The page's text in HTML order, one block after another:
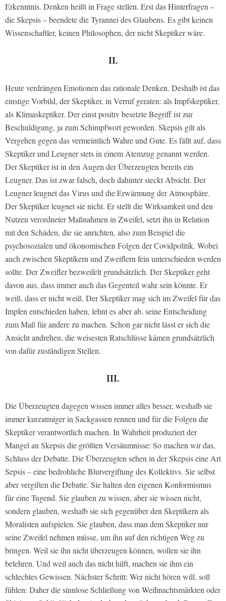
Erkenntnis. Denken heißt in Frage stellen. Erst das Hinterfragen –
die Skepsis – beendete die Tyrannei des Glaubens. Es gibt keinen
Wissenschaftler, keinen Philosophen, der nicht Skeptiker wäre.
II.
Heute verdrängen Emotionen das rationale Denken. Deshalb ist das
einstige Vorbild, der Skeptiker, in Verruf geraten: als Impfskeptiker,
als Klimaskeptiker. Der einst positiv besetzte Begriff ist zur
Beschuldigung, ja zum Schimpfwort geworden. Skepsis gilt als
Vergehen gegen das vermeintlich Wahre und Gute. Es fällt auf, dass
Skeptiker und Leugner stets in einem Atemzug genannt werden.
Der Skeptiker ist in den Augen der Überzeugten bereits ein
Leugner. Das ist zwar falsch, doch dahinter steckt Absicht. Der
Leugner leugnet das Virus und die Erwärmung der Atmosphäre.
Der Skeptiker leugnet sie nicht. Er stellt die Wirksamkeit und den
Nutzen verordneter Maßnahmen in Zweifel, setzt ihn in Relation
mit den Schäden, die sie anrichten, also zum Beispiel die
psychosozialen und ökonomischen Folgen der Covidpolitik. Wobei
auch zwischen Skeptikern und Zweiflern fein unterschieden werden
sollte. Der Zweifler bezweifelt grundsätzlich. Der Skeptiker geht
davon aus, dass immer auch das Gegenteil wahr sein könnte. Er
weiß, dass er nicht weiß. Der Skeptiker mag sich im Zweifel für das
Impfen entschieden haben, lehnt es aber ab, seine Entscheidung
zum Maß für andere zu machen. Schon gar nicht lässt er sich die
Ansicht andrehen, die weisesten Ratschlüsse kämen grundsätzlich
von dafür zuständigen Stellen.
III.
Die Überzeugten dagegen wissen immer alles besser, weshalb sie
immer kurzatmiger in Sackgassen rennen und für die Folgen die
Skeptiker verantwortlich machen. In Wahrheit produziert der
Mangel an Skepsis die größten Versäumnisse: So machen wir das,
Schluss der Debatte. Die Überzeugten sehen in der Skepsis eine Art
Sepsis – eine bedrohliche Blutvergiftung des Kollektivs. Sie selbst
aber vergiften die Debatte. Sie halten den eigenen Konformismus
für eine Tugend. Sie glauben zu wissen, aber sie wissen nicht,
sondern glauben, weshalb sie sich gegenüber den Skeptikern als
Moralisten aufspielen. Sie glauben, dass man dem Skeptiker nur
seine Zweifel nehmen müsse, um ihn auf den richtigen Weg zu
bringen. Weil sie ihn nicht überzeugen können, wollen sie ihn
belehren. Und weil auch das nicht hilft, machen sie ihm ein
schlechtes Gewissen. Nächster Schritt: Wer nicht hören will, soll
fühlen: Daher die sinnlose Schließung von Weihnachtsmärkten oder